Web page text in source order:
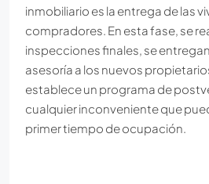
inmobiliario es la entrega de las
compradores. En esta fase, se
inspecciones finales, se
asesoría a los nuevos
establece un programa de
cualquier inconveniente que
primer tiempo de ocupación.